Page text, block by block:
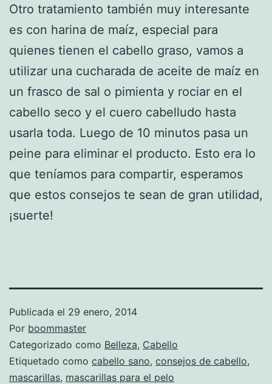
Otro tratamiento también muy interesante
es con harina de maíz, especial para
quienes tienen el cabello graso, vamos a
utilizar una cucharada de aceite de maíz en
un frasco de sal o pimienta y rociar en el
cabello seco y el cuero cabelludo hasta
usarla toda. Luego de 10 minutos pasa un
peine para eliminar el producto. Esto era lo
que teníamos para compartir, esperamos
que estos consejos te sean de gran utilidad,
¡suerte!
Publicada el 29 enero, 2014
Por boommaster
Categorizado como Belleza, Cabello
Etiquetado como cabello sano, consejos de cabello,
mascarillas, mascarillas para el pelo